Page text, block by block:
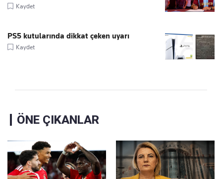
Kaydet
PS5 kutularında dikkat çeken uyarı
Kaydet
ÖNE ÇIKANLAR